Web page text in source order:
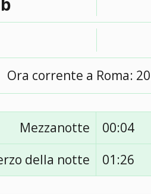
Ora corrente a Roma:
Mezzanotte
00:04
della notte
01:26